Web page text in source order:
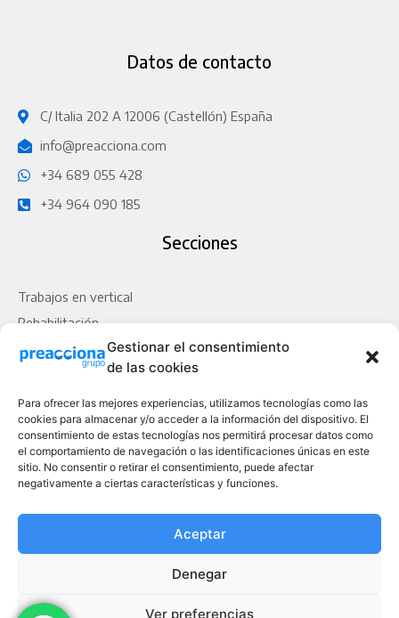
Gestionar el consentimiento
de las cookies
Para ofrecer las mejores experiencias, utilizamos tecnologías como las
cookies para almacenar y/o acceder a la información del dispositivo. El
consentimiento de estas tecnologías nos permitirá procesar datos como
el comportamiento de navegación o las identificaciones únicas en este
sitio. No consentir o retirar el consentimiento, puede afectar
negativamente a ciertas características y funciones.
Aceptar
Denegar
Ver preferencias
Datos de contacto
C/ Italia 202 A 12006 (Castellón) España
info@preacciona.com
+34 689 055 428
+34 964 090 185
Secciones
Trabajos en vertical
Rehabilitación
Reformas